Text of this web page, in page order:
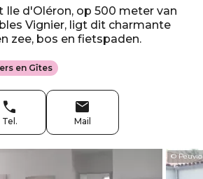
Ile d'Oléron, op 500 meter van
Vignier, ligt dit charmante
zee, bos en fietspaden.
en Gîtes
Tel. Mail
©